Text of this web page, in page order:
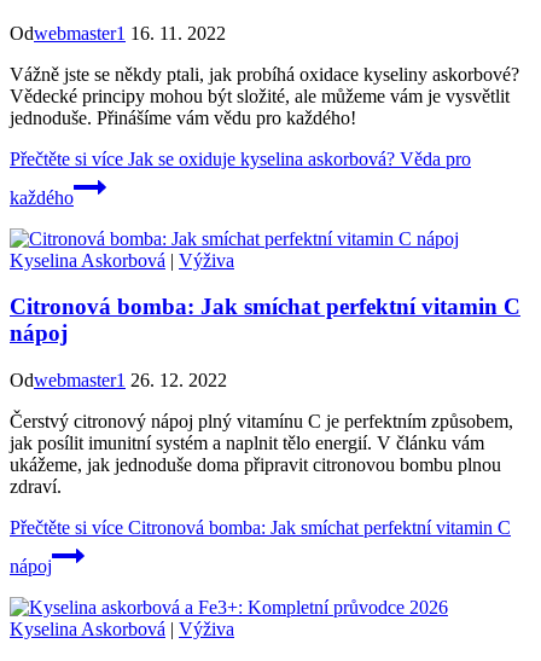
Odwebmaster1 16. 11. 2022
Vážně jste se někdy ptali, jak probíhá oxidace kyseliny askorbové?
Vědecké principy mohou být složité, ale můžeme vám je vysvětlit
jednoduše. Přinášíme vám vědu pro každého!
Přečtěte si více Jak se oxiduje kyselina askorbová? Věda pro
každého
Kyselina Askorbová | Výživa
Citronová bomba: Jak smíchat perfektní vitamin C
nápoj
Odwebmaster1 26. 12. 2022
Čerstvý citronový nápoj plný vitamínu C je perfektním způsobem,
jak posílit imunitní systém a naplnit tělo energií. V článku vám
ukážeme, jak jednoduše doma připravit citronovou bombu plnou
zdraví.
Přečtěte si více Citronová bomba: Jak smíchat perfektní vitamin C
nápoj
Kyselina Askorbová | Výživa